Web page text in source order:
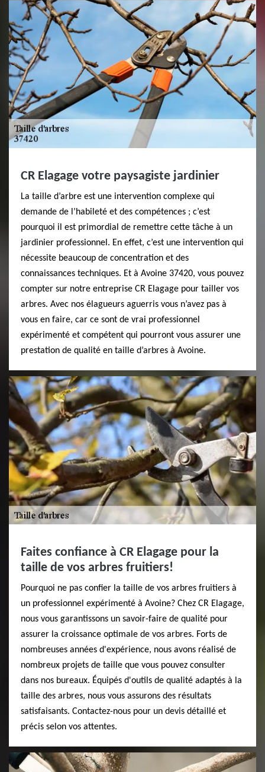
CR Elagage votre paysagiste jardinier
La taille d’arbre est une intervention complexe qui
demande de l’habileté et des compétences ; c’est
pourquoi il est primordial de remettre cette tâche à un
jardinier professionnel. En effet, c’est une intervention qui
nécessite beaucoup de concentration et des
connaissances techniques. Et à Avoine 37420, vous pouvez
compter sur notre entreprise CR Elagage pour tailler vos
arbres. Avec nos élagueurs aguerris vous n’avez pas à
vous en faire, car ce sont de vrai professionnel
expérimenté et compétent qui pourront vous assurer une
prestation de qualité en taille d’arbres à Avoine.
Faites confiance à CR Elagage pour la
taille de vos arbres fruitiers!
Pourquoi ne pas confier la taille de vos arbres fruitiers à
un professionnel expérimenté à Avoine? Chez CR Elagage,
nous vous garantissons un savoir-faire de qualité pour
assurer la croissance optimale de vos arbres. Forts de
nombreuses années d'expérience, nous avons réalisé de
nombreux projets de taille que vous pouvez consulter
dans nos bureaux. Équipés d'outils de qualité adaptés à la
taille des arbres, nous vous assurons des résultats
satisfaisants. Contactez-nous pour un devis détaillé et
précis selon vos attentes.